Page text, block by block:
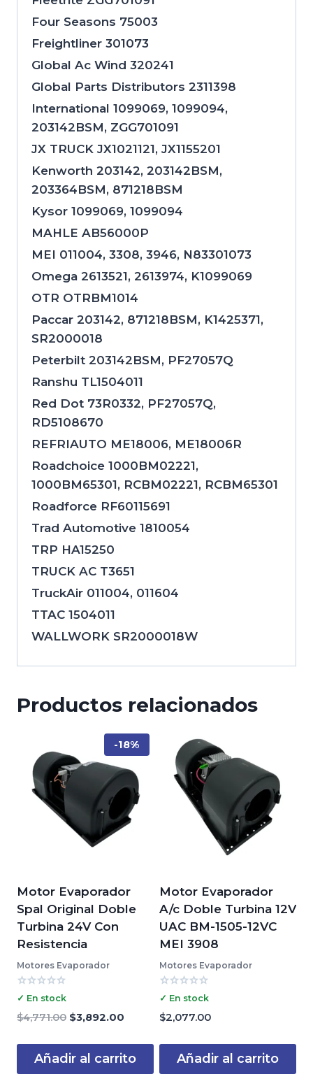
Four Seasons 75003
Freightliner 301073
Global Ac Wind 320241
Global Parts Distributors 2311398
International 1099069, 1099094,
203142BSM, ZGG701091
JX TRUCK JX1021121, JX1155201
Kenworth 203142, 203142BSM,
203364BSM, 871218BSM
Kysor 1099069, 1099094
MAHLE AB56000P
MEI 011004, 3308, 3946, N83301073
Omega 2613521, 2613974, K1099069
OTR OTRBM1014
Paccar 203142, 871218BSM, K1425371,
SR2000018
Peterbilt 203142BSM, PF27057Q
Ranshu TL1504011
Red Dot 73R0332, PF27057Q,
RD5108670
REFRIAUTO ME18006, ME18006R
Roadchoice 1000BM02221,
1000BM65301, RCBM02221, RCBM65301
Roadforce RF60115691
Trad Automotive 1810054
TRP HA15250
TRUCK AC T3651
TruckAir 011004, 011604
TTAC 1504011
WALLWORK SR2000018W
Productos relacionados
-18%
Motor Evaporador
Spal Original Doble
Turbina 24V Con
Resistencia
Motores Evaporador
Valorado
0
de
✓ En stock
$4,771.00 El
era:
$3,892.00
actual
es:
Añadir al carrito
Motor Evaporador
A/c Doble Turbina 12V
UAC BM-1505-12VC
MEI 3908
Motores Evaporador
Valorado
0
de
✓ En stock
$2,077.00
Añadir al carrito